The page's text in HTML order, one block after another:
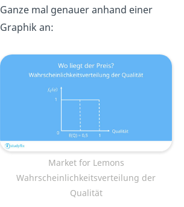
Ganze mal genauer anhand einer
Graphik an:
Market for Lemons
Wahrscheinlichkeitsverteilung der
Qualität